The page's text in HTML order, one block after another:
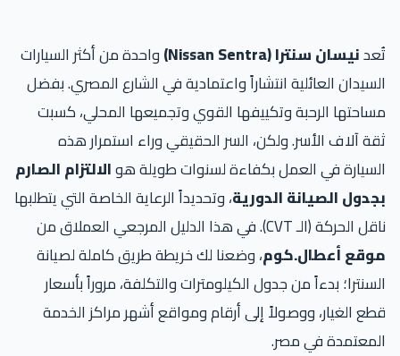
تُعدنيسان سنترا (Nissan Sentra)
واحدة من أكثر السيارات
السيدان العائلية انتشاراً واعتمادية في الشارع المصري. بفضل
مساحتها الرحبة وتكييفها القوي وتجميعها المحلي، كسبت
ثقة آلاف الأسر. ولكن، السر الحقيقي وراء استمرار هذه
السيارة في العمل بكفاءة لسنوات طويلة هوالالتزام الصارم
بجدول الصيانة الدورية، وتحديداً الرعاية الخاصة التي يتطلبها
ناقل الحركة (الـ CVT). في هذا الدليل المرجعي العملاق من
موقع أعطال.كوم، وضعنا لك خريطة طريق كاملة لصيانة
السنترا؛ بدءاً من جدول الكيلومترات والتكلفة، مروراً بأسعار
قطع الغيار، ووصولاً إلى أرقام ومواقع أشهر مراكز الخدمة
المعتمدة في مصر.